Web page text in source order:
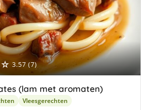
3.57 (7)
(lam met aromaten)
Vleesgerechten